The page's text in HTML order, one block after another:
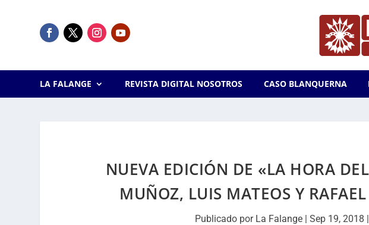
LA FALANGE REVISTA DIGITAL NOSOTROS CASO BLANQUERNA
NUEVA EDICIÓN DE «LA HORA
MUÑOZ, LUIS MATEOS Y
Publicado por La Falange |Sep 19, 2018